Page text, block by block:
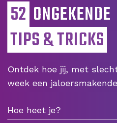
52 ONGEKENDE
TIPS & TRICKS
Ontdek hoe jij, met
week een